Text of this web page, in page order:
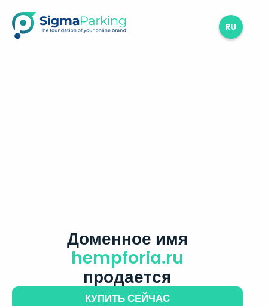
RU
Доменное имя
hempforia.ru
продается
КУПИТЬ СЕЙЧАС